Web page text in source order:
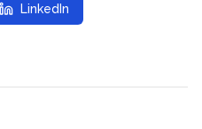
LinkedIn